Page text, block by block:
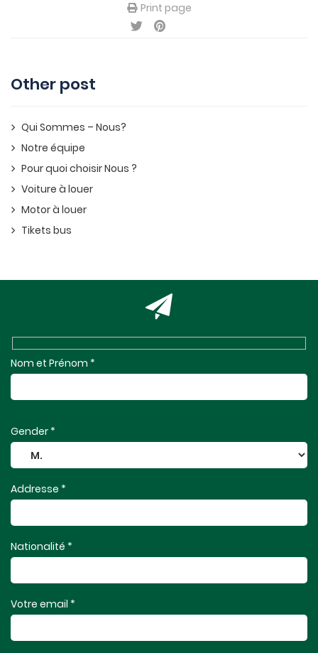
Print page
Other post
Qui Sommes – Nous?
Notre équipe
Pour quoi choisir Nous ?
Voiture à louer
Motor à louer
Tikets bus
Nom et Prénom *
Gender *
Addresse *
Nationalité *
Votre email *